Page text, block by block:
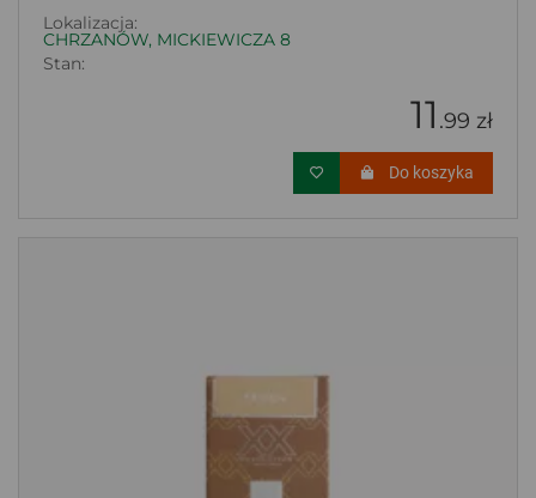
Lokalizacja:
CHRZANÓW, MICKIEWICZA 8
Stan:
11 .99 zł
Do koszyka